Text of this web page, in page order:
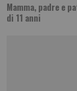
Mamma, padre e
di 11 anni